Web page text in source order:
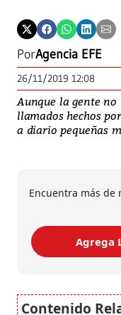
PorAgencia EFE
26/11/2019 12:08
Aunque la gente
llamados hechos
a diario pequeñas
Encuentra más de
Agrega